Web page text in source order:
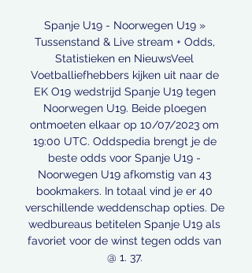
Spanje U19 - Noorwegen U19 »
Tussenstand & Live stream + Odds,
Statistieken en NieuwsVeel
Voetballiefhebbers kijken uit naar de
EK O19 wedstrijd Spanje U19 tegen
Noorwegen U19. Beide ploegen
ontmoeten elkaar op 10/07/2023 om
19:00 UTC. Oddspedia brengt je de
beste odds voor Spanje U19 -
Noorwegen U19 afkomstig van 43
bookmakers. In totaal vind je er 40
verschillende weddenschap opties. De
wedbureaus betitelen Spanje U19 als
favoriet voor de winst tegen odds van
@ 1. 37.